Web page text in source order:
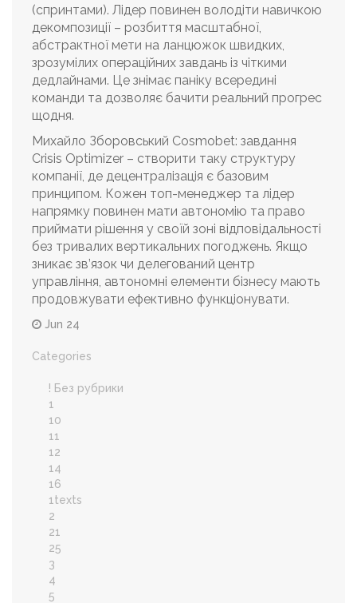
(спринтами). Лідер повинен володіти навичкою
декомпозиції – розбиття масштабної,
абстрактної мети на ланцюжок швидких,
зрозумілих операційних завдань із чіткими
дедлайнами. Це знімає паніку всередині
команди та дозволяє бачити реальний прогрес
щодня.
Михайло Зборовський Cosmobet: завдання
Crisis Optimizer – створити таку структуру
компанії, де децентралізація є базовим
принципом. Кожен топ-менеджер та лідер
напрямку повинен мати автономію та право
приймати рішення у своїй зоні відповідальності
без тривалих вертикальних погоджень. Якщо
зникає зв’язок чи делегований центр
управління, автономні елементи бізнесу мають
продовжувати ефективно функціонувати.
Jun 24
Categories
! Без рубрики
1
10
11
12
14
16
1texts
2
21
25
3
4
5